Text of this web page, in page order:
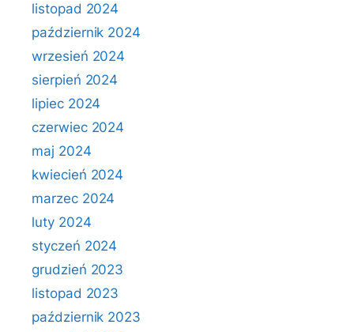
listopad 2024
październik 2024
wrzesień 2024
sierpień 2024
lipiec 2024
czerwiec 2024
maj 2024
kwiecień 2024
marzec 2024
luty 2024
styczeń 2024
grudzień 2023
listopad 2023
październik 2023